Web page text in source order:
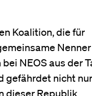
Koalition, die für
Nenner
NEOS aus der
gefährdet nicht nur
dieser Republik